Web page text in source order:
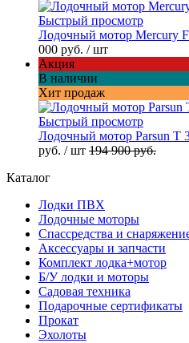
Быстрый просмотр
Лодочный мотор Mercury
000 руб. / шт
Акция
В наличии
Хит продаж
Быстрый просмотр
Лодочный мотор Parsun T
руб. / шт 194 900 руб.
Каталог
Лодки ПВХ
Лодочные моторы
Спассредства и
Аксессуары и запчасти
Комплект лодка+мотор
Б/У лодки и моторы
Садовая техника
Подарочные сертификаты
Прокат
Эхолоты